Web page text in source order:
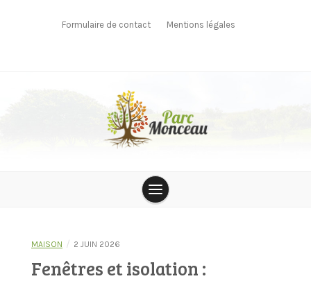
Formulaire de contact Mentions légales
MAISON / 2 JUIN 2026
Fenêtres et isolation :